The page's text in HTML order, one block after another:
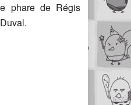
phare de Régis